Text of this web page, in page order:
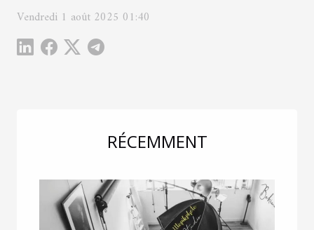
Vendredi 1 août 2025 01:40
RÉCEMMENT